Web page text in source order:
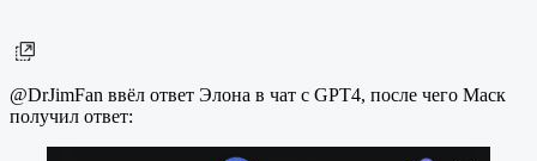
@DrJimFan ввёл ответ Элона в чат с GPT4, после чего Маск
получил ответ: